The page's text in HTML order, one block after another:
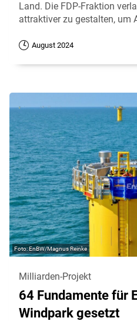
Land. Die FDP-Fraktion
attraktiver zu gestalten, um
August 2024
EnBW/Magnus Reinke
Milliarden-Projekt
64 Fundamente für
Windpark gesetzt